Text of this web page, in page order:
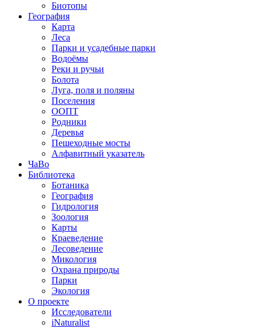
Биотопы
География
Карта
Леса
Парки и усадебные парки
Водоёмы
Реки и ручьи
Болота
Луга, поля и поляны
Поселения
ООПТ
Родники
Деревья
Пешеходные мосты
Алфавитный указатель
ЧаВо
Библиотека
Ботаника
География
Гидрология
Зоология
Карты
Краеведение
Лесоведение
Микология
Охрана природы
Парки
Экология
О проекте
Исследователи
iNaturalist